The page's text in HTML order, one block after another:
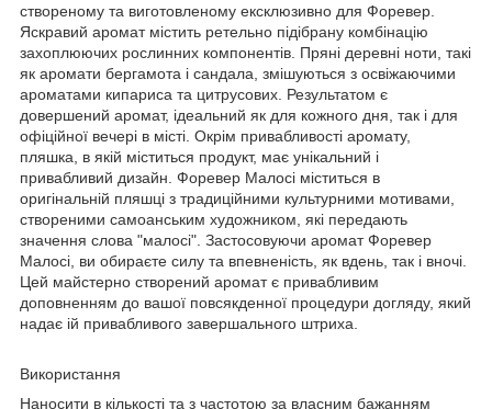
створеному та виготовленому ексклюзивно для Форевер.
Яскравий аромат містить ретельно підібрану комбінацію
захоплюючих рослинних компонентів. Пряні деревні ноти, такі
як аромати бергамота і сандала, змішуються з освіжаючими
ароматами кипариса та цитрусових. Результатом є
довершений аромат, ідеальний як для кожного дня, так і для
офіційної вечері в місті. Окрім привабливості аромату,
пляшка, в якій міститься продукт, має унікальний і
привабливий дизайн. Форевер Малосі міститься в
оригінальній пляшці з традиційними культурними мотивами,
створеними самоанським художником, які передають
значення слова "малосі". Застосовуючи аромат Форевер
Малосі, ви обираєте силу та впевненість, як вдень, так і вночі.
Цей майстерно створений аромат є привабливим
доповненням до вашої повсякденної процедури догляду, який
надає ій привабливого завершального штриха.
Використання
Наносити в кількості та з частотою за власним бажанням